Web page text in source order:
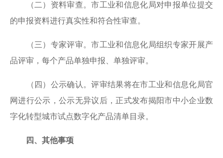
（二）资料审查。市工业和信息化局对申报单位提交
的申报资料进行真实性和符合性审查。
（三）专家评审。市工业和信息化局组织专家开展产
品评审，每个产品单独申报、单独评审。
（四）公示确认。评审结果将在市工业和信息化局官
网进行公示，公示无异议后，正式发布揭阳市中小企业数
字化转型城市试点数字化产品清单目录。
四、其他事项
2020-11
关于广东省2020年第六批拟更名高新技术企业名单的公示